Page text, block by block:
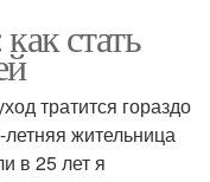
стать
тратится гораздо
жительница
в 25 лет я